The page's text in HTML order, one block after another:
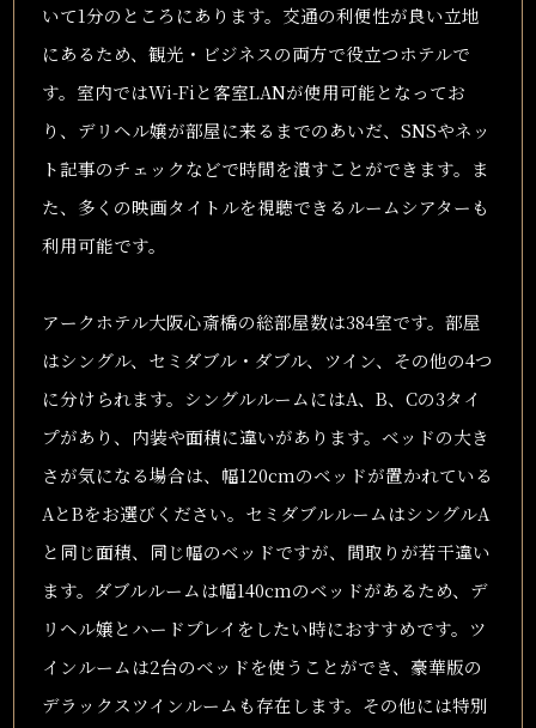
いて1分のところにあります。交通の利便性が良い立地
にあるため、観光・ビジネスの両方で役立つホテルで
す。室内ではWi-Fiと客室LANが使用可能となってお
り、デリヘル嬢が部屋に来るまでのあいだ、SNSやネッ
ト記事のチェックなどで時間を潰すことができます。ま
た、多くの映画タイトルを視聴できるルームシアターも
利用可能です。
アークホテル大阪心斎橋の総部屋数は384室です。部屋
はシングル、セミダブル・ダブル、ツイン、その他の4つ
に分けられます。シングルルームにはA、B、Cの3タイ
プがあり、内装や面積に違いがあります。ベッドの大き
さが気になる場合は、幅120cmのベッドが置かれている
AとBをお選びください。セミダブルルームはシングルA
と同じ面積、同じ幅のベッドですが、間取りが若干違い
ます。ダブルルームは幅140cmのベッドがあるため、デ
リヘル嬢とハードプレイをしたい時におすすめです。ツ
インルームは2台のベッドを使うことができ、豪華版の
デラックスツインルームも存在します。その他には特別